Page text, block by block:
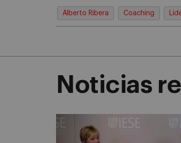
Alberto Ribera Coaching
Noticias